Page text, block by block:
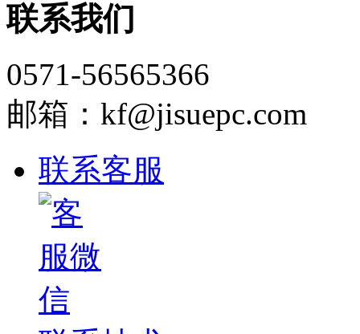
联系我们
0571-56565366
邮箱：kf@jisuepc.com
联系客服